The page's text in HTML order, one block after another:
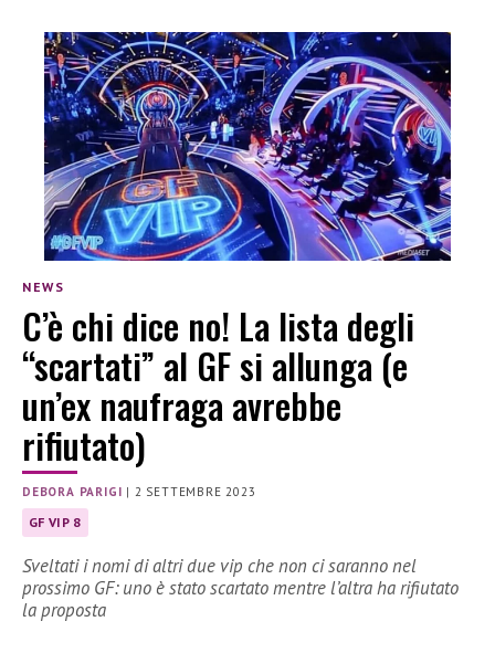
NEWS
C’è chi dice no! La lista degli
“scartati” al GF si allunga (e
un’ex naufraga avrebbe
rifiutato)
DEBORA PARIGI | 2 SETTEMBRE 2023
GF VIP 8
Sveltati i nomi di altri due vip che non ci saranno nel
prossimo GF: uno è stato scartato mentre l’altra ha rifiutato
la proposta